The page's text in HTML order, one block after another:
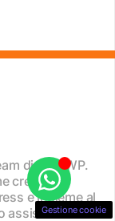
di SOS WP.
creare
e insieme al
assistenza siti
Gestione cookie